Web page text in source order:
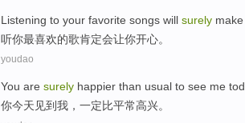
L istening to your favorite songs will surely
听你最喜欢的歌肯定会让你开心。
youdao
You are surely happier than usual to see me
你今天见到我，一定比平常高兴。